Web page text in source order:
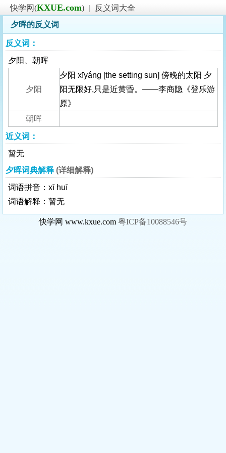
快学网(KXUE.com) |
反义词大全
夕晖的反义词
反义词：
夕阳、朝晖
夕阳
夕阳 xīyáng [the setting sun] 傍晚的太阳 夕
阳无限好,只是近黄昏。——李商隐《登乐游
原》
朝晖
近义词：
暂无
夕晖词典解释 (详细解释)
词语拼音：xī huī
词语解释：暂无
快学网 www.kxue.com 粤ICP备10088546号